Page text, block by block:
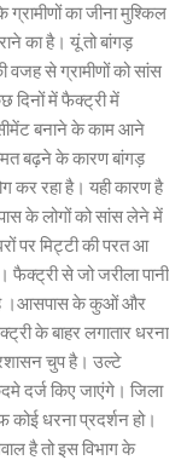
का जीना मुश्किल
का है। यूं तो बांगड़
वजह से ग्रामीणों को सांस
दिनों में फैक्ट्री में
बनाने के काम आने
बढ़ने के कारण बांगड़
कर रहा है। यही कारण है
के लोगों को सांस लेने में
पर मिट्टी की परत आ
फैक्ट्री से जो जरीला पानी
है ।आसपास के कुओं और
के बाहर लगातार धरना
चुप है। उल्टे
दर्ज किए जाएंगे। जिला
धरना प्रदर्शन हो।
है तो इस विभाग के